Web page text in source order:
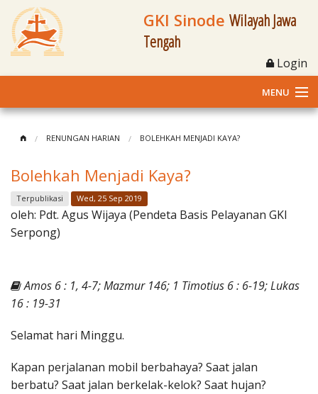
GKI Sinode Wilayah Jawa
Tengah
Login
MENU
Klasis dan Jemaat
Berita Kegiatan
Materi
Penerbitan
RENUNGAN HARIAN BOLEHKAH MENJADI KAYA?
Bolehkah Menjadi Kaya?
Terpublikasi Wed, 25 Sep 2019
oleh: Pdt. Agus Wijaya (Pendeta Basis Pelayanan GKI
Serpong)
Amos 6 : 1, 4-7; Mazmur 146; 1 Timotius 6 : 6-19; Lukas
16 : 19-31
Selamat hari Minggu.
Kapan perjalanan mobil berbahaya? Saat jalan
berbatu? Saat jalan berkelak-kelok? Saat hujan?